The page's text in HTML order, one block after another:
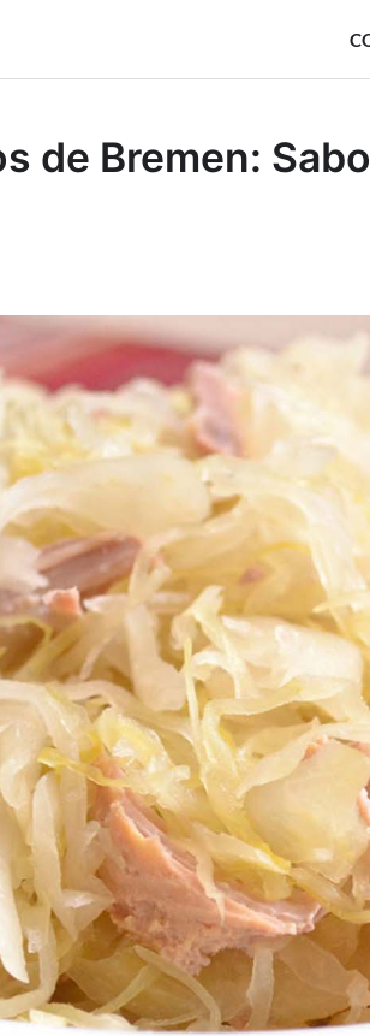
de Bremen: